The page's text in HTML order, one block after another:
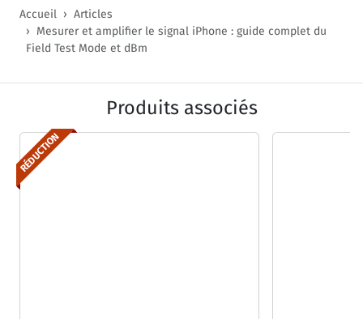
Accueil
Articles
Mesurer et amplifier le signal iPhone : guide complet du
Field Test Mode et dBm
Produits associés
RÉDUCTION